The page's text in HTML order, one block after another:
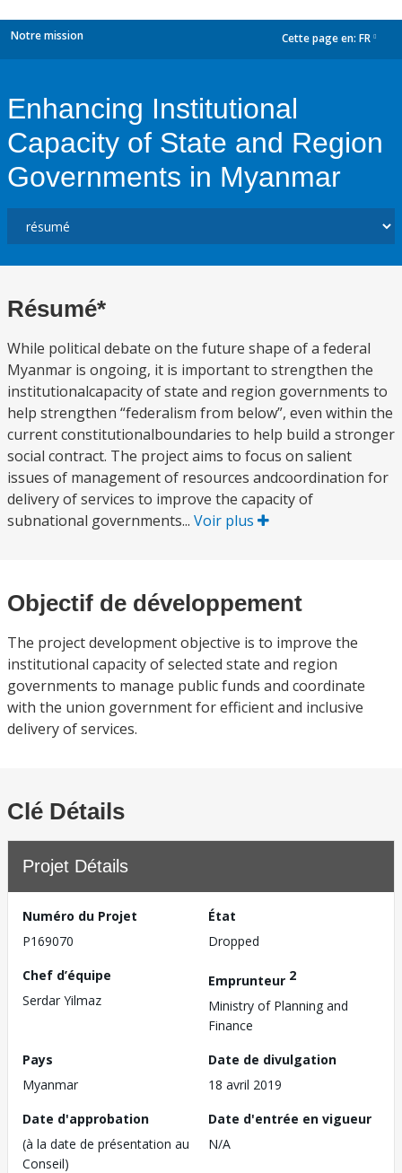
Notre mission Cette page en: FR
Enhancing Institutional
Capacity of State and Region
Governments in Myanmar
Résumé*
While political debate on the future shape of a federal
Myanmar is ongoing, it is important to strengthen the
institutionalcapacity of state and region governments to
help strengthen “federalism from below”, even within the
current constitutionalboundaries to help build a stronger
social contract. The project aims to focus on salient
issues of management of resources andcoordination for
delivery of services to improve the capacity of
subnational governments... Voir plus
Objectif de développement
The project development objective is to improve the
institutional capacity of selected state and region
governments to manage public funds and coordinate
with the union government for efficient and inclusive
delivery of services.
Clé Détails
Projet Détails
Numéro du Projet
P169070
État
Dropped
Chef d’équipe
Serdar Yilmaz
Emprunteur 2
Ministry of Planning and
Finance
Pays
Myanmar
Date de divulgation
18 avril 2019
Date d'approbation
(à la date de présentation au
Conseil)
Date d'entrée en vigueur
N/A